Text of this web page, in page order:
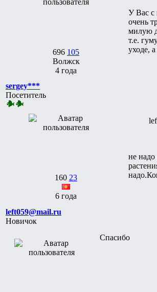
696 105
Волжск
4 года
У Вас с
очень
милую
т.е.
уходе,
sergey***
Посетитель
160 23
6 года
не
left059@mail.ru
Новичок
Спасибо